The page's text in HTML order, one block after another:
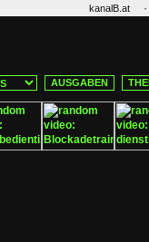
kanalB.at ·
AUSGABEN